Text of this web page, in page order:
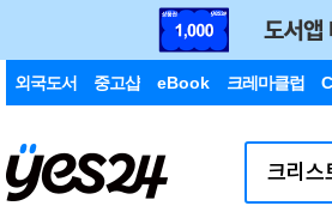
외국도서 중고샵 eBook 크레마클럽